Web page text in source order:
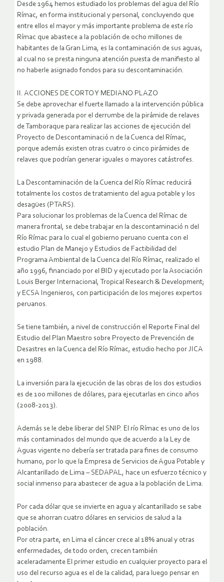
Desde 1964 hemos estudiado los problemas del agua del Río
Rímac, en forma institucional y personal, concluyendo que
entre ellos el mayor y más importante problema de este río
Rímac que abastece a la población de ocho millones de
habitantes de la Gran Lima, es la contaminación de sus aguas,
al cual no se presta ninguna atención puesta de manifiesto al
no haberle asignado fondos para su descontaminación.
II. ACCIONES DE CORTO Y MEDIANO PLAZO
Se debe aprovechar el fuerte llamado a la intervención pública
y privada generada por el derrumbe de la pirámide de relaves
de Tamboraque para realizar las acciones de ejecución del
Proyecto de Descontaminació n de la Cuenca del Rímac,
porque además existen otras cuatro o cinco pirámides de
relaves que podrían generar iguales o mayores catástrofes.
La Descontaminación de la Cuenca del Río Rímac reducirá
totalmente los costos de tratamiento del agua potable y los
desagües (PTARS).
Para solucionar los problemas de la Cuenca del Rímac de
manera frontal, se debe trabajar en la descontaminació n del
Río Rímac para lo cual el gobierno peruano cuenta con el
estudio Plan de Manejo y Estudios de Factibilidad del
Programa Ambiental de la Cuenca del Río Rímac, realizado el
año 1996, financiado por el BID y ejecutado por la Asociación
Louis Berger Internacional, Tropical Research & Development;
y ECSA Ingenieros, con participación de los mejores expertos
peruanos.
Se tiene también, a nivel de construcción el Reporte Final del
Estudio del Plan Maestro sobre Proyecto de Prevención de
Desastres en la Cuenca del Río Rímac, estudio hecho por JICA
en 1988.
La inversión para la ejecución de las obras de los dos estudios
es de 100 millones de dólares, para ejecutarlas en cinco años
(2008-2013).
Además se le debe liberar del SNIP. El río Rímac es uno de los
más contaminados del mundo que de acuerdo a la Ley de
Aguas vigente no debería ser tratada para fines de consumo
humano, por lo que la Empresa de Servicios de Agua Potable y
Alcantarillado de Lima – SEDAPAL, hace un esfuerzo técnico y
social inmenso para abastecer de agua a la población de Lima.
Por cada dólar que se invierte en agua y alcantarillado se sabe
que se ahorran cuatro dólares en servicios de salud a la
población.
Por otra parte, en Lima el cáncer crece al 18% anual y otras
enfermedades, de todo orden, crecen también
aceleradamente El primer estudio en cualquier proyecto para el
uso del recurso agua es el de la calidad, para luego pensar en